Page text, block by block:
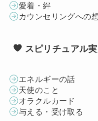
愛着・絆
カウンセリングへの
スピリチュアル
エネルギーの話
天使のこと
オラクルカード
与える・受け取る